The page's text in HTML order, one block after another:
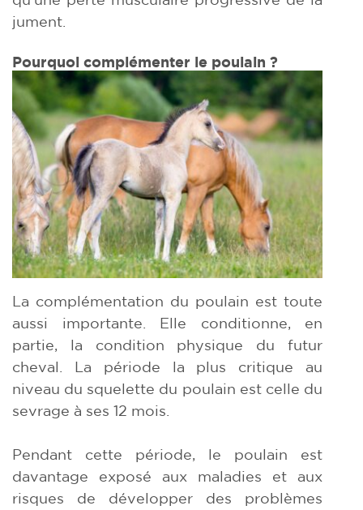
jument.
Pourquoi complémenter le poulain ?
La complémentation du poulain est toute
aussi importante. Elle conditionne, en
partie, la condition physique du futur
cheval. La période la plus critique au
niveau du squelette du poulain est celle du
sevrage à ses 12 mois.
Pendant cette période, le poulain est
davantage exposé aux maladies et aux
risques de développer des problèmes